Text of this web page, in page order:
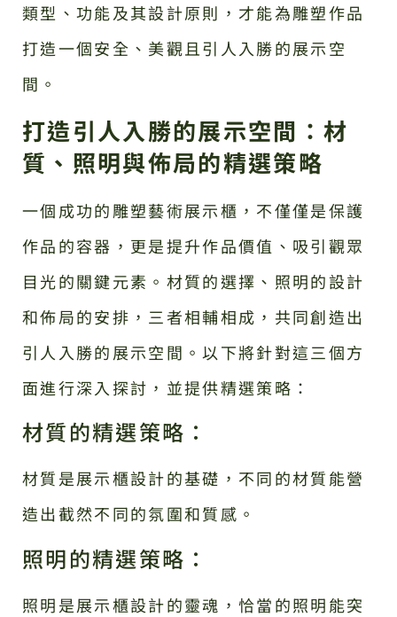
類型、功能及其設計原則，才能為雕塑作品
打造一個安全、美觀且引人入勝的展示空
間。
打造引人入勝的展示空間：材
質、照明與佈局的精選策略
一個成功的雕塑藝術展示櫃，不僅僅是保護
作品的容器，更是提升作品價值、吸引觀眾
目光的關鍵元素。材質的選擇、照明的設計
和佈局的安排，三者相輔相成，共同創造出
引人入勝的展示空間。以下將針對這三個方
面進行深入探討，並提供精選策略：
材質的精選策略：
材質是展示櫃設計的基礎，不同的材質能營
造出截然不同的氛圍和質感。
照明的精選策略：
照明是展示櫃設計的靈魂，恰當的照明能突